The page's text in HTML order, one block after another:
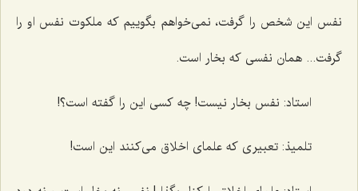
نفس این شخص را گرفت، نمی‌خواهم بگوییم که ملکوت نفس او را
گرفت... همان نفسی که بخار است.
استاد: نفس بخار نیست! چه کسی این را گفته است؟!
تلمیذ: تعبیری که علمای اخلاق می‌کنند این است!